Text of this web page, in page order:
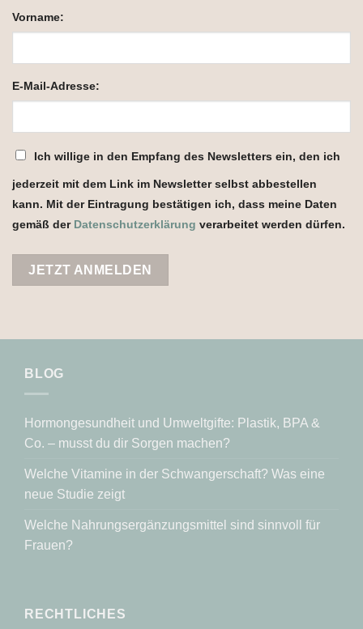
Vorname:
E-Mail-Adresse:
Ich willige in den Empfang des Newsletters ein, den ich
jederzeit mit dem Link im Newsletter selbst abbestellen
kann. Mit der Eintragung bestätigen ich, dass meine Daten
gemäß der Datenschutzerklärung verarbeitet werden dürfen.
BLOG
Hormongesundheit und Umweltgifte: Plastik, BPA &
Co. – musst du dir Sorgen machen?
Welche Vitamine in der Schwangerschaft? Was eine
neue Studie zeigt
Welche Nahrungsergänzungsmittel sind sinnvoll für
Frauen?
RECHTLICHES